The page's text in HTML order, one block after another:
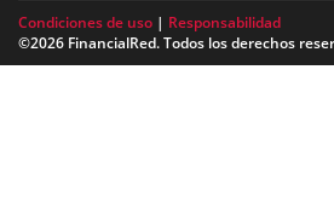
Condiciones de uso | Responsabilidad
©2026 FinancialRed. Todos los derechos